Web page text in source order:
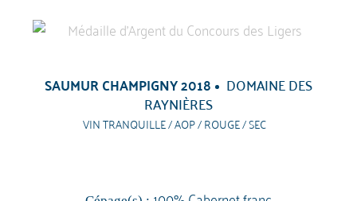
SAUMUR CHAMPIGNY 2018 DOMAINE DES
RAYNIÈRES
VIN TRANQUILLE / AOP / ROUGE / SEC